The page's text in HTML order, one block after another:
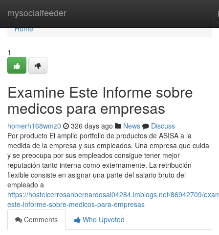
mysocialfeeder
Home
Home
1
Examine Este Informe sobre
medicos para empresas
homerh168wmz0 326 days ago News
Discuss
Por producto El amplio portfolio de productos de ASISA a la
medida de la empresa y sus empleados. Una empresa que cuida
y se preocupa por sus empleados consigue tener mejor
reputación tanto interna como externamente. La retribución
flexible consiste en asignar una parte del salario bruto del
empleado a
https://hostelcerrosanbernardosal04284.imblogs.net/86942709/
este-informe-sobre-medicos-para-empresas
Comments
Who Upvoted